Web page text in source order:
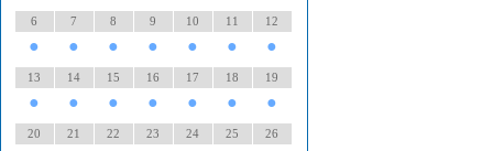
6
●
7
●
8
●
9
●
10
●
11
●
12
●
13
●
14
●
15
●
16
●
17
●
18
●
19
●
20 21 22 23 24 25 26